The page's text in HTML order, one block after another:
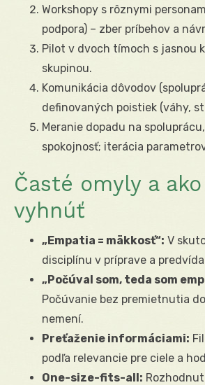
Workshopy s rôznymi
podpora) – zber príbehov a
Pilot v dvoch tímoch s jasnou
skupinou.
Komunikácia dôvodov
definovaných poistiek (váhy,
Meranie dopadu na
spokojnosť; iterácia
Časté omyly a
vyhnúť
„Empatia = mäkkosť“: V
disciplínu v príprave a
„Počúval som, teda som
Počúvanie bez premietnutia
nemení.
Preťaženie informáciami:
podľa relevancie pre ciele a
One-size-fits-all: